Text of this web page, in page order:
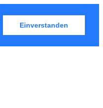
Einverstanden